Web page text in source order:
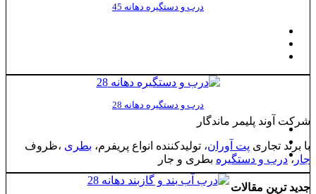
درب و دستگیره دهانه 45
درب و دستگیره دهانه 28
شرکت آوند پلیمر ماندگار
با برند تجاری پت آوران، تولیدکننده انواع پریفرم، بطری ،ظروف
جار ،درب و دستگیره بطری و جار
جدید ترین مقالات